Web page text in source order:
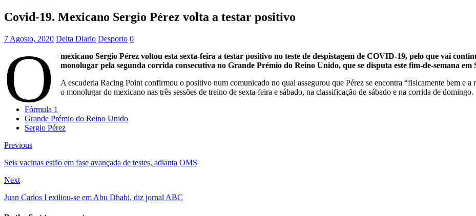
Covid-19. Mexicano Sergio Pérez volta a testar positivo
7 Agosto, 2020 Delta Diario Desporto 0
O
mexicano Sergio Pérez voltou esta sexta-feira a testar positivo no teste de despistagem de COVID-19, pelo que vai
monolugar pela segunda corrida consecutiva no Grande Prémio do Reino Unido, que se disputa este fim-de-semana em
A escuderia Racing Point confirmou o positivo num comunicado no qual assegurou que Pérez se encontra “fisicamente bem e
o monolugar do mexicano nas três sessões de treino de sexta-feira e sábado, na classificação de sábado e na corrida de domingo.
Fórmula 1
Grande Prémio do Reino Unido
Sergio Pérez
Previous
Seis vacinas estão em fase avançada de testes, adianta OMS
Next
Juan Carlos I exiliou-se em Abu Dhabi, diz jornal ABC